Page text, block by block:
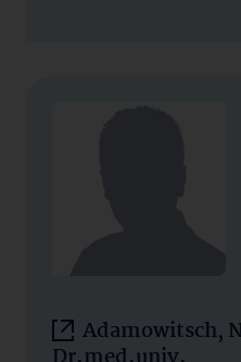
Adamowitsch,